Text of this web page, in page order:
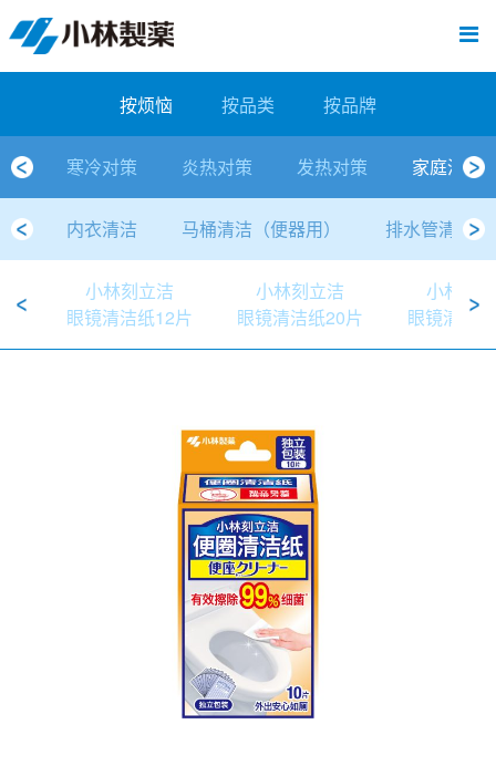
至
按烦恼 按品类 按品牌
寒冷对策 炎热对策 发热对策 家庭清洁
内衣清洁 马桶清洁（便器用） 排水管清洁
小林刻立洁
眼镜清洁纸12片
小林刻立洁
眼镜清洁纸20片
小林刻
眼镜清洁
公司简介
董事长寄语
独特的企业模式
公司概要
人才方针
产品展示
按品类
按品牌
按烦恼
炎热对策
发热对策
家庭清洁
厕所/马桶异味
寒冷对策
暖手暖脚
生理期
舒缓
炎热对策
发热对策
家庭清洁
马桶清洁（便器用）
排水管清洁
水壶/水杯清洁
清洁纸
厕所/马桶异味
厕所消臭
即时消臭
无味消臭
房间异味·芳香
宠物消臭
无味消臭
运动鞋消臭
房间芳香
管道异味·清洁
管道异味·清洁
清洁消毒
口腔消毒
清洁纸
口腔护理
其他烦恼
按品类
退热贴
芳香·消臭剂
个人护理
洗净用品
暖手暖脚系列
生理期系列
舒缓系列
退热贴
儿童用
成人用
家庭用
芳香·消臭剂
房间用
宠物用
厨房用
鞋柜用
个人护理
清凉降温
安睡
随身清洁
洗净用品
管道清洁
家居用品清洁
消毒品
口腔消毒
口腔护理
按品牌
无香空间
洗净丸
洗净中
安睡
Sawaday小林消臭元
新闻中心
2025
2024
2023
2022